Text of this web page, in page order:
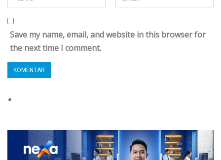
Save my name, email, and website in this browser for
the next time I comment.